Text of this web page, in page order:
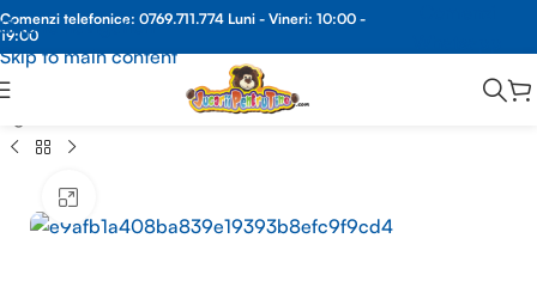
Skip to navigation
Skip to main content
Comenzi telefonice: 0769.711.774 Luni - Vineri: 10:00 -
19:00
JUCARII EDUCATIVE/JUCARII BLOCURI CONSTRUCTIE